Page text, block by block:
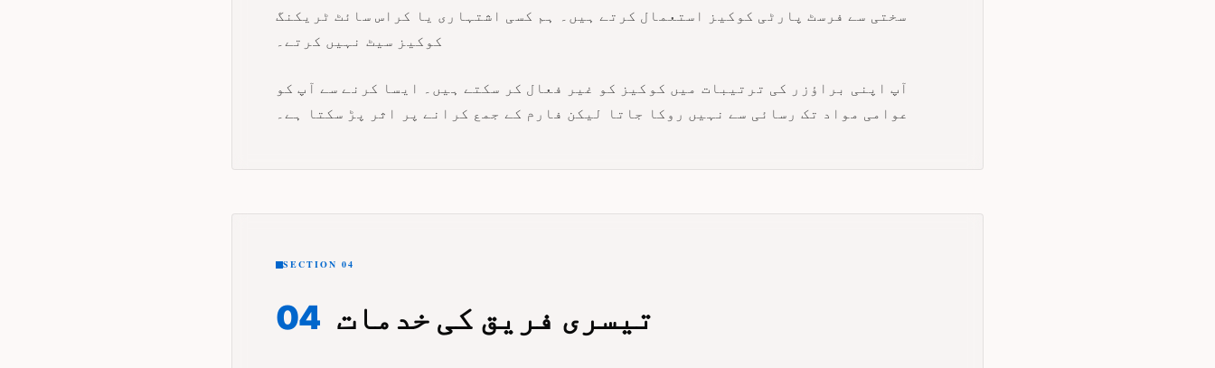
سختی سے فرسٹ پارٹی کوکیز استعمال کرتے ہیں۔ ہم کسی اشتہاری یا کراس سائٹ ٹریکنگ
کوکیز سیٹ نہیں کرتے۔
آپ اپنی براؤزر کی ترتیبات میں کوکیز کو غیر فعال کر سکتے ہیں۔ ایسا کرنے سے آپ کو
عوامی مواد تک رسائی سے نہیں روکا جاتا لیکن فارم کے جمع کرانے پر اثر پڑ سکتا ہے۔
SECTION 04
04 تیسری فریق کی خدمات